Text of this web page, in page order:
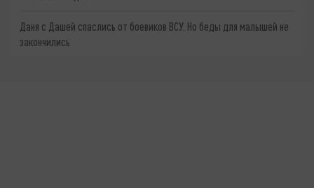
Даня с Дашей спаслись от боевиков ВСУ. Но беды для малышей не
закончились